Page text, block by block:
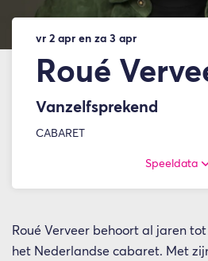
Roué
Vanzelfsprekend
vr 2 apr en za 3 apr
CABARET
Speeldata
Roué Verveer behoort al jaren
het Nederlandse cabaret. Met